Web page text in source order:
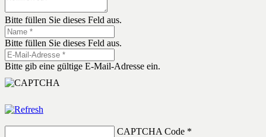
Bitte füllen Sie dieses Feld aus.
Bitte füllen Sie dieses Feld aus.
Bitte gib eine gültige E-Mail-Adresse ein.
CAPTCHA Code *